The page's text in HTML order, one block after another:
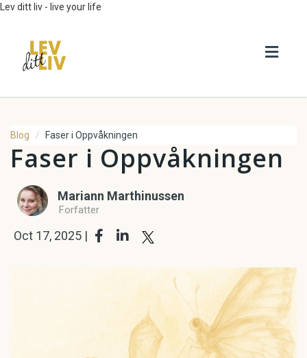
Lev ditt liv - live your life
Blog Faser i Oppvåkningen
Faser i Oppvåkningen
Mariann Marthinussen
Forfatter
Oct 17, 2025 |